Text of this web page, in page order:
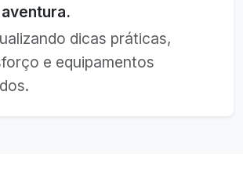
dicas práticas,
e equipamentos